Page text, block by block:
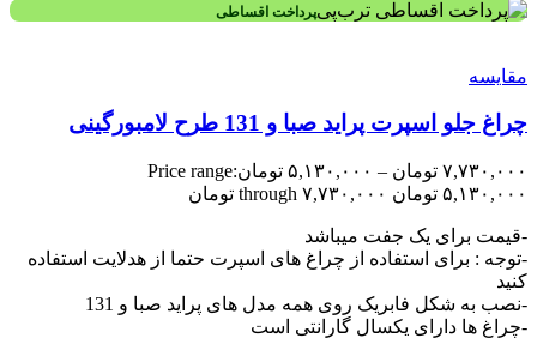
پرداخت اقساطی
مقایسه
چراغ جلو اسپرت پراید صبا و 131 طرح لامبورگینی
۷,۷۳۰,۰۰۰ تومان – ۵,۱۳۰,۰۰۰ تومانPrice range:
۵,۱۳۰,۰۰۰ تومان through ۷,۷۳۰,۰۰۰ تومان
-قیمت برای یک جفت میباشد
-توجه : برای استفاده از چراغ های اسپرت حتما از هدلایت استفاده
کنید
-نصب به شکل فابریک روی همه مدل های پراید صبا و 131
-چراغ ها دارای یکسال گارانتی است